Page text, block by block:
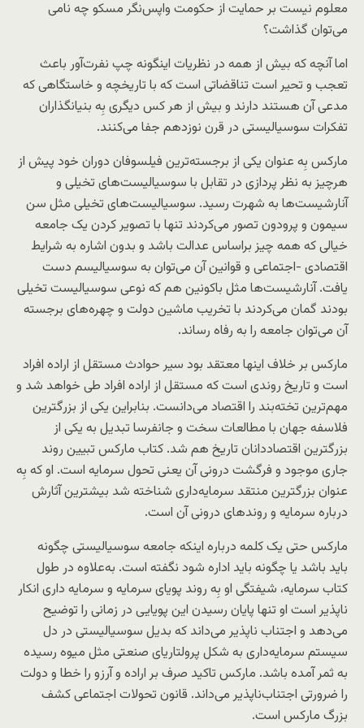
معلوم نیست بر حمایت از حکومت واپس‌نگر مسکو چه نامی
می‌توان گذاشت؟
اما آنچه که بیش از همه در نظریات اینگونه چپ نفرت‌آور باعث
تعجب و تحیر است تناقضاتی است که با تاریخچه و خاستگاهی که
مدعی آن هستند دارند و بیش از هر کس دیگری بِه بنیانگذاران
تفکرات سوسیالیستی در قرن نوزدهم جفا می‌کنند.
مارکس بِه عنوان یکی از برجسته‌ترین فیلسوفان دوران خود پیش از
هرچیز به نظر پردازی در تقابل با سوسیالیست‌های تخیلی و
آنارشیست‌ها به شهرت رسید. سوسیالیست‌های تخیلی مثل سن
سیمون و پرودون تصور می‌کردند تنها با تصویر کردن یک جامعه
خیالی که همه چیز براساس عدالت باشد و بدون اشاره به شرایط
اقتصادی -اجتماعی و قوانین آن می‌توان به سوسیالیسم دست
یافت. آنارشیست‌ها مثل باکونین هم که نوعی سوسیالیست تخیلی
بودند گمان می‌کردند با تخریب ماشین دولت و چهره‌های برجسته
آن می‌توان جامعه را به رفاه رساند.
مارکس بر خلاف اینها معتقد بود سیر حوادث مستقل از اراده افراد
است و تاریخ روندی است که مستقل از اراده افراد طی خواهد شد و
مهم‌ترین تخته‌بند را اقتصاد می‌دانست. بنابراین یکی از بزرگترین
فلاسفه جهان با مطالعات سخت و جانفرسا تبدیل به یکی از
بزرگترین اقتصاددانان تاریخ هم شد. کتاب مارکس تبیین روند
جاری موجود و فرگشت درونی آن یعنی تحول سرمایه است. او که بِه
عنوان بزرگترین منتقد سرمایه‌داری شناخته شد بیشترین آثارش
درباره سرمایه و روند‌های درونی آن است.
مارکس حتی یک کلمه درباره اینکه جامعه سوسیالیستی چگونه
باید باشد یا چگونه باید اداره شود نگفته است. به‌علاوه در طول
کتاب سرمایه، شیفتگی او بِه روند پویای سرمایه و سرمایه داری انکار
ناپذیر است او تنها پایان رسیدن این پویایی در زمانی را توضیح
می‌دهد و اجتناب ناپذیر می‌داند که بدیل سوسیالیستی در دل
سیستم سرمایه‌داری به شکل پرولتاریای صنعتی مثل میوه رسیده
به ثمر آمده باشد. مارکس تاکید صرف بر اراده و آرزو را خطا و دولت
را ضرورتی اجتناب‌ناپذیر می‌داند. قانون تحولات اجتماعی کشف
بزرگ مارکس است.